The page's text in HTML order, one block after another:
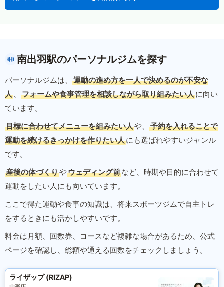
南出羽駅のパーソナルジムを探す
パーソナルジムは、
運動の進め方を一人で決めるのが不安な
人 、 フォームや食事管理を相談しながら取り組みたい人に向い
ています。
目標に合わせてメニューを組みたい人や、
予約を入れることで
運動を続けるきっかけを作りたい人にも選ばれやすいジャンル
です。
産後の体づくりやウェディング前など、時期や目的に合わせて
運動をしたい人にも向いています。
ここで得た運動や食事の知識は、将来スポーツジムで自主トレ
をするときにも活かしやすいです。
料金は月額、回数券、コースなど複雑な場合があるため、公式
ページを確認し、総額や通える回数をチェックしましょう。
ライザップ (RIZAP)